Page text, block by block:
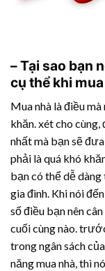
– Tại sao bạn
cụ thể khi
Mua nhà là điều
khăn. xét cho
nhất mà bạn sẽ
phải là quá khó
bạn có thể dễ
gia đình. Khi nói
số điều bạn nên
cuối cùng nào.
trong ngân sách
năng mua nhà, thì